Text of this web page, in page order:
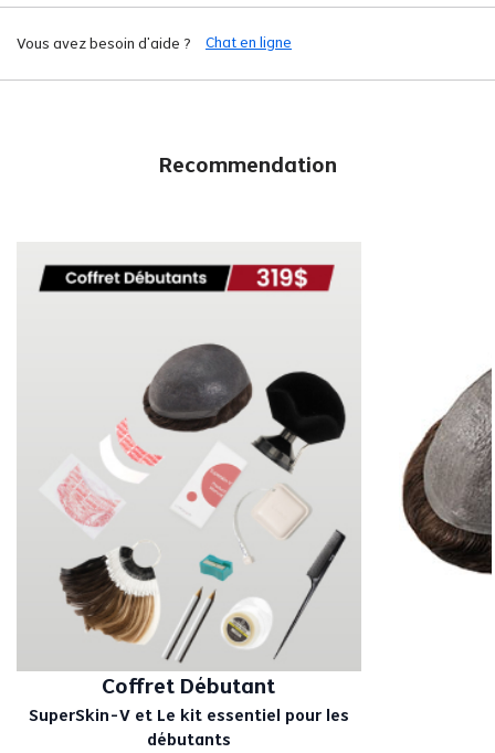
Vous avez besoin d'aide ? Chat en ligne
Recommendation
Coffret Débutant
SuperSkin-V et Le kit essentiel pour les
débutants